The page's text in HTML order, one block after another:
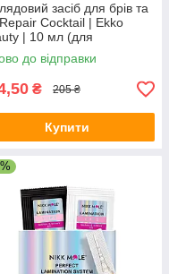
засіб для брів та
Repair Cocktail | Ekko
| 10 мл (для
до відправки
₴ 205 ₴
Купити